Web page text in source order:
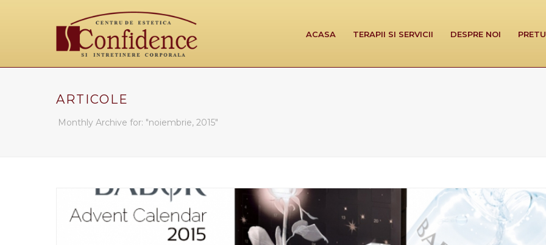
ACASA TERAPII SI SERVICII DESPRE NOI
ARTICOLE
Monthly Archive for: "noiembrie, 2015"